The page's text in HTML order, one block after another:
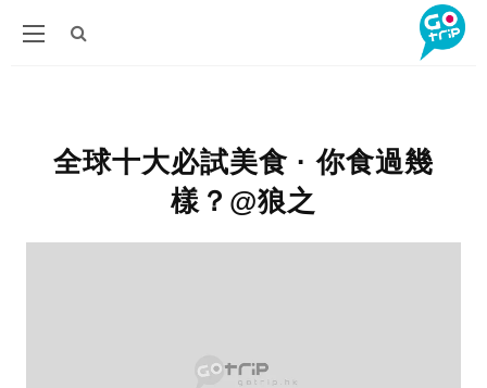
全球十大必試美食 · 你食過幾
樣？@狼之